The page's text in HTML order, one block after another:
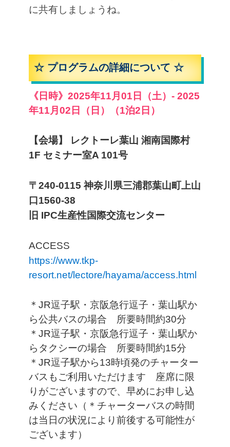
に共有しましょうね。
☆ プログラムの詳細について ☆
《日時》 2025年11月01日（土）- 2025
年11月02日（日）（1泊2日）
【会場】 レクトーレ葉山 湘南国際村
1F セミナー室A 101号
〒240-0115 神奈川県三浦郡葉山町上山
口1560-38
旧 IPC生産性国際交流センター
ACCESS
https://www.tkp-
resort.net/lectore/hayama/access.html
＊JR逗子駅・京阪急行逗子・葉山駅か
ら公共バスの場合 所要時間約30分
＊JR逗子駅・京阪急行逗子・葉山駅か
らタクシーの場合 所要時間約15分
＊JR逗子駅から13時頃発のチャーター
バスもご利用いただけます 座席に限
りがございますので、早めにお申し込
みください（＊チャーターバスの時間
は当日の状況により前後する可能性が
ございます）